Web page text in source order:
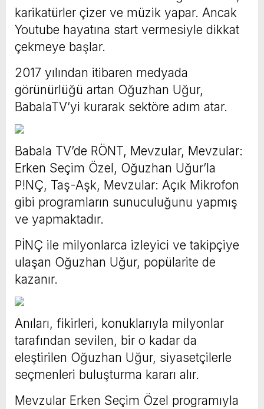
karikatürler çizer ve müzik yapar. Ancak
Youtube hayatına start vermesiyle dikkat
çekmeye başlar.
2017 yılından itibaren medyada
görünürlüğü artan Oğuzhan Uğur,
BabalaTV’yi kurarak sektöre adım atar.
Babala TV’de RÖNT, Mevzular, Mevzular:
Erken Seçim Özel, Oğuzhan Uğur’la
P!NÇ, Taş-Aşk, Mevzular: Açık Mikrofon
gibi programların sunuculuğunu yapmış
ve yapmaktadır.
PİNÇ ile milyonlarca izleyici ve takipçiye
ulaşan Oğuzhan Uğur, popülarite de
kazanır.
Anıları, fikirleri, konuklarıyla milyonlar
tarafından sevilen, bir o kadar da
eleştirilen Oğuzhan Uğur, siyasetçilerle
seçmenleri buluşturma kararı alır.
Mevzular Erken Seçim Özel programıyla